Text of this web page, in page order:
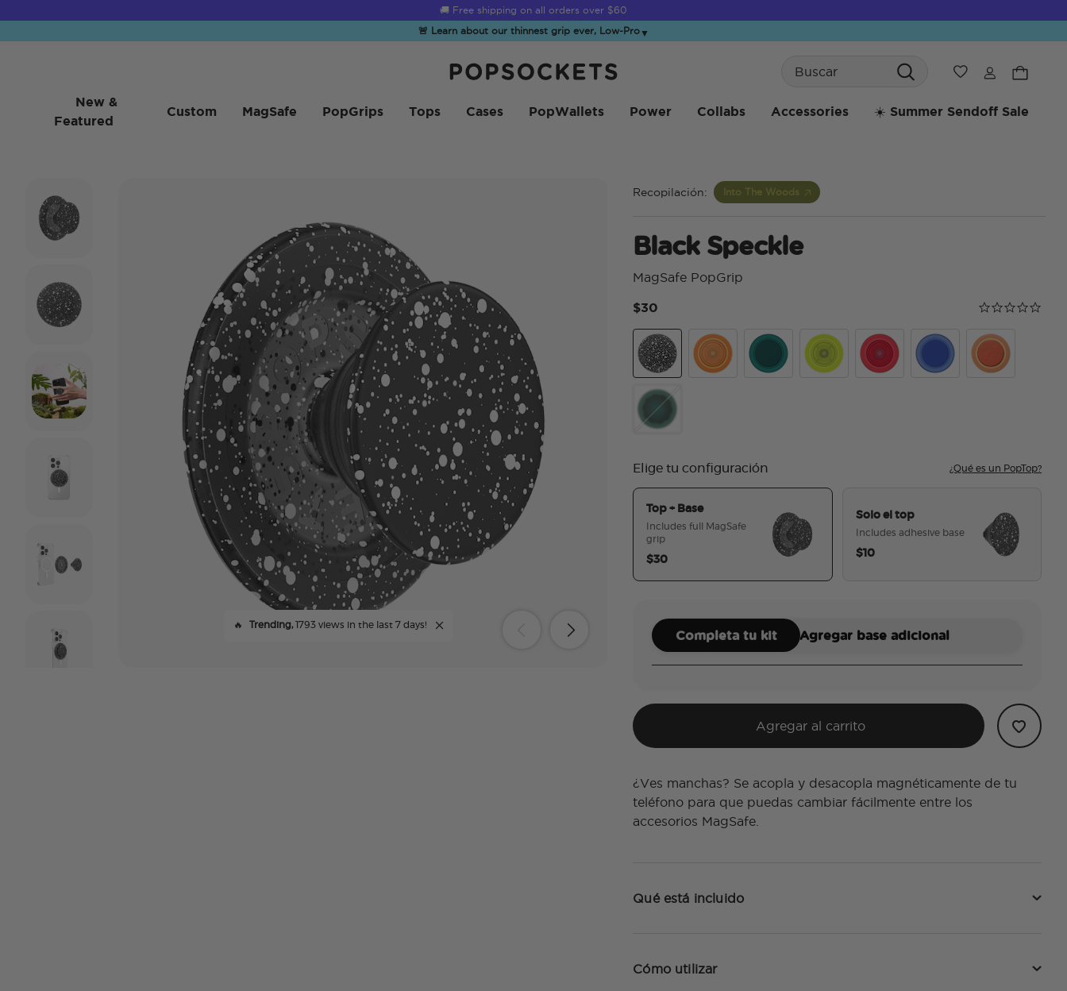
Summer Sendoff Sale is on 🚨 Up to 60% off
🚨 Learn about our thinnest grip ever, Low-Pro▼
Wishlist
New &
Featured
Custom MagSafe PopGrips Tops Cases PopWallets Power Collabs Accessories ☀️ Summer Sendoff Sale
🔥 Trending,1793 views in the last 7 days!
Recopilación: Into The Woods
Black Speckle
MagSafe PopGrip
$30 Calificación
0.0 star rating
Elige tu configuración ¿Qué es un PopTop?
Top + Base
Includes full MagSafe
grip
$30
Solo el top
Includes adhesive base
$10
Completa tu kit Agregar base adicional
Agregar al carrito
¿Ves manchas? Se acopla y desacopla magnéticamente de tu
teléfono para que puedas cambiar fácilmente entre los
accesorios MagSafe.
Qué está incluido
Cómo utilizar